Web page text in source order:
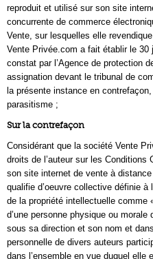
reproduit et utilisé sur son site
concurrente de commerce
Vente, sur lesquelles elle
Vente Privée.com a fait établir le 30
constat par l’Agence de protection
assignation devant le tribunal de
la présente instance en
parasitisme ;
Sur la contrefaçon
Considérant que la société Vente
droits de l’auteur sur les Conditions
son site internet de vente à
qualifie d’oeuvre collective définie à
de la propriété intellectuelle comme
d’une personne physique ou
sous sa direction et son nom et
personnelle de divers auteurs
dans l’ensemble en vue duquel elle